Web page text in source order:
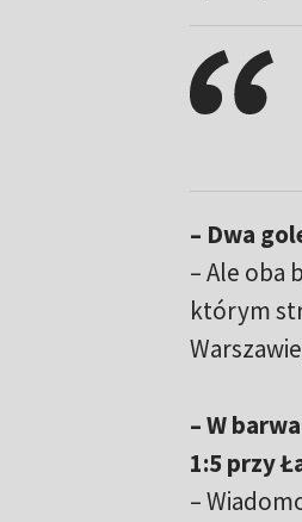
– Dwa
– Ale oba
którym
– W
1:5 przy
–